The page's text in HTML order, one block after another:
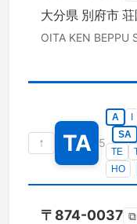
大分県 別府市
OITA KEN BEPPU
↑ TA 5
A
SA
TE
HO
〒 874-0037 ⧉